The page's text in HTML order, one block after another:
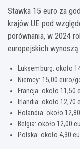
Stawka 15 euro za
krajów UE pod
porównania, w 2024
europejskich wynoszą:
Luksemburg: około
Niemcy: 15,00 euro/
Francja: około 11,50
Irlandia: około 12,70
Holandia: około
Belgia: około 12,00
Polska: około 4,30